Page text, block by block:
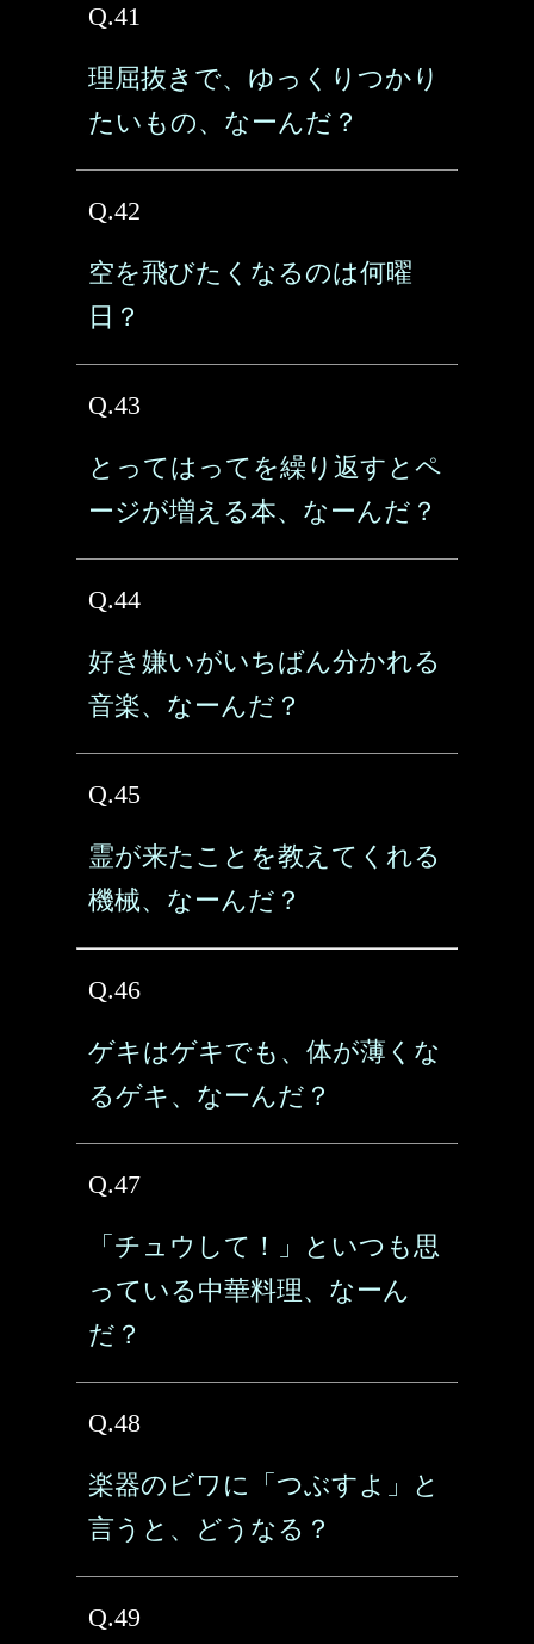
Q.41
理屈抜きで、ゆっくりつかり
たいもの、なーんだ？
Q.42
空を飛びたくなるのは何曜
日？
Q.43
とってはってを繰り返すとペ
ージが増える本、なーんだ？
Q.44
好き嫌いがいちばん分かれる
音楽、なーんだ？
Q.45
霊が来たことを教えてくれる
機械、なーんだ？
Q.46
ゲキはゲキでも、体が薄くな
るゲキ、なーんだ？
Q.47
「チュウして！」といつも思
っている中華料理、なーん
だ？
Q.48
楽器のビワに「つぶすよ」と
言うと、どうなる？
Q.49